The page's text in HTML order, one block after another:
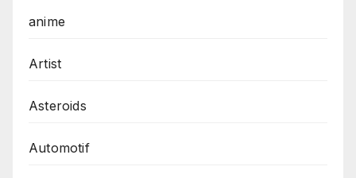
anime
Artist
Asteroids
Automotif